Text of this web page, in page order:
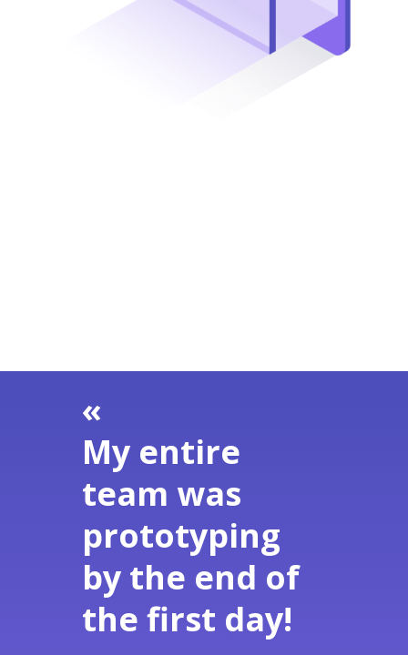
«
My entire
team was
prototyping
by the end of
the first day!